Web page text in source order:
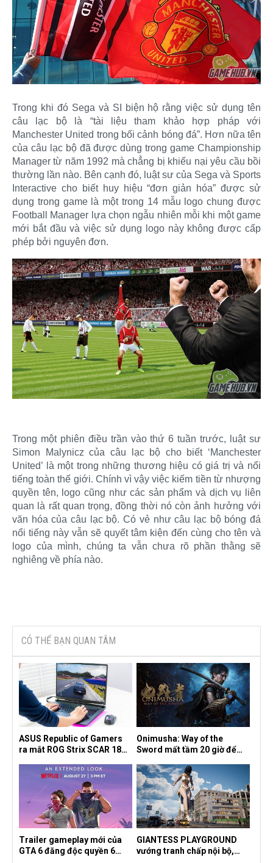
Trong khi đó Sega và SI biện hộ rằng việc sử dụng tên
câu lạc bộ là “tài liệu tham khảo hợp pháp với
Manchester United trong bối cảnh bóng đá”. Hơn nữa tên
của câu lạc bộ đã được dùng trong game Championship
Manager từ năm 1992 mà chẳng bị khiếu nại yêu cầu bồi
thường lần nào. Bên cạnh đó, luật sư của Sega và Sports
Interactive cho biết huy hiệu “đơn giản hóa” được sử
dụng trong game là một trong 14 mẫu logo chung được
Football Manager lựa chọn ngẫu nhiên mỗi khi một game
mới bắt đầu và việc sử dụng logo này không được cấp
phép bởi nguyên đơn.​
Trong một phiên điều trần vào thứ 6 tuần trước, luật sư
Simon Malynicz của câu lạc bộ cho biết ‘Manchester
United’ là một trong những thương hiệu có giá trị và nổi
tiếng toàn thế giới. Chính vì vậy việc kiếm tiền từ nhượng
quyền tên, logo cũng như các sản phẩm và dịch vụ liên
quan là rất quan trọng, đồng thời nó còn ảnh hưởng với
văn hóa của câu lạc bộ. Có vẻ như câu lạc bộ bóng đá
nổi tiếng này vẫn sẽ quyết tâm kiện đến cùng cho tên và
logo của mình, chúng ta vẫn chưa rõ phần thằng sẽ
nghiêng về phía nào.​
CÓ THỂ BẠN QUAN TÂM
ASUS Republic of Gamers
ra mắt ROG Strix SCAR 18
Onimusha: Way of the
Sword mất tầm 20 giờ để
dành cho newbie và lão làng
Trailer gameplay mới của
GTA 6 đăng độc quyền 6
GIANTESS PLAYGROUND
vướng tranh chấp nội bộ,